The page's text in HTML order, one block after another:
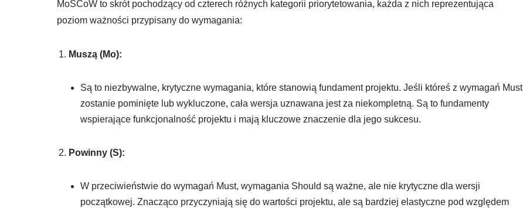
MoSCoW to skrót pochodzący od czterech różnych kategorii priorytetowania, każda z nich reprezentująca
poziom ważności przypisany do wymagania:
Muszą (Mo):
Są to niezbywalne, krytyczne wymagania, które stanowią fundament projektu. Jeśli któreś z wymagań Must
zostanie pominięte lub wykluczone, cała wersja uznawana jest za niekompletną. Są to fundamenty
wspierające funkcjonalność projektu i mają kluczowe znaczenie dla jego sukcesu.
Powinny (S):
W przeciwieństwie do wymagań Must, wymagania Should są ważne, ale nie krytyczne dla wersji
początkowej. Znacząco przyczyniają się do wartości projektu, ale są bardziej elastyczne pod względem